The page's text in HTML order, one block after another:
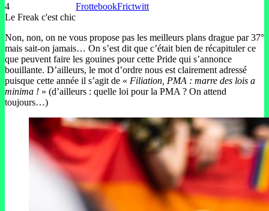
4
Le Freak c'est chic
FrottebookFrictwitt
Non, non, on ne vous propose pas les meilleurs plans drague par 37°
mais sait-on jamais… On s’est dit que c’était bien de récapituler ce
que peuvent faire les gouines pour cette Pride qui s’annonce
bouillante. D’ailleurs, le mot d’ordre nous est clairement adressé
puisque cette année il s’agit de « Filiation, PMA : marre des lois a
minima ! » (d’ailleurs : quelle loi pour la PMA ? On attend
toujours…)